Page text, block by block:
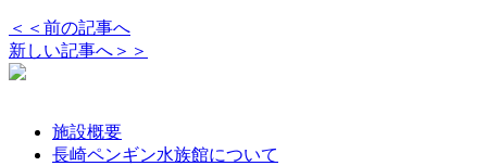
＜＜前の記事へ
新しい記事へ＞＞
施設概要
長崎ペンギン水族館について